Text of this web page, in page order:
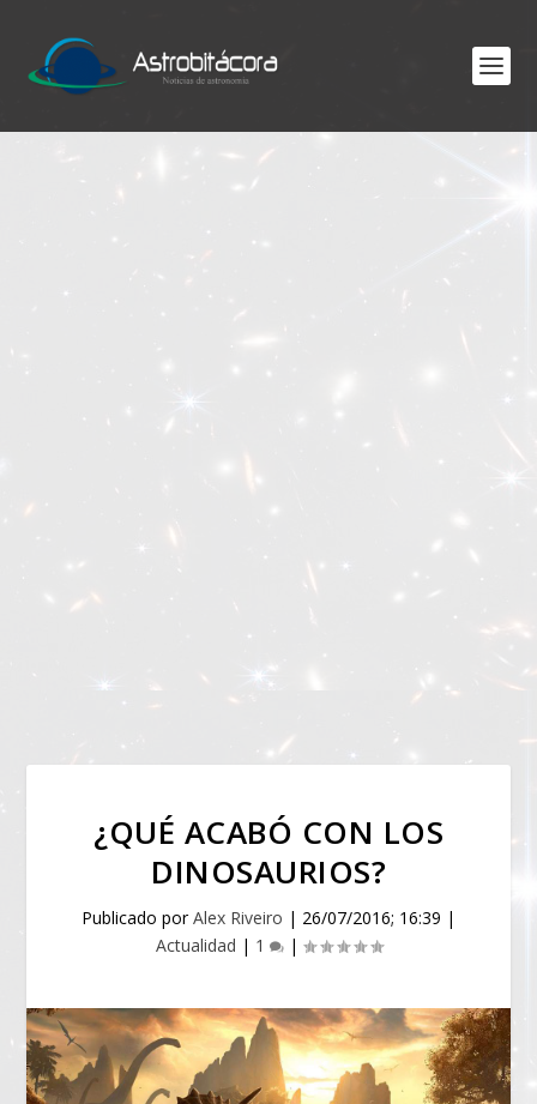
¿QUÉ ACABÓ CON LOS
DINOSAURIOS?
Publicado porAlex Riveiro | 26/07/2016; 16:39 |
Actualidad | 1 |